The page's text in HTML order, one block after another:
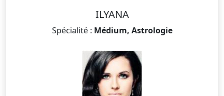
ILYANA
Spécialité : Médium, Astrologie